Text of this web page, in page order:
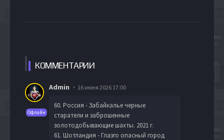
КОММЕНТАРИИ
Офлайн
Admin 16 июня 2026 17:00
60. Россия - Забайкалье черные
старатели и заброшенные
золотодобывающие шахты. 2021 г.
61. Шотландия - Глазго опасный город